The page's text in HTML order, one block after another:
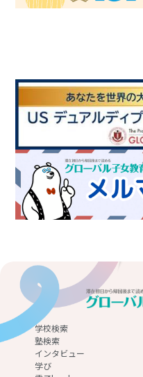
学校検索
塾検索
インタビュー
学び